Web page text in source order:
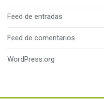
Feed de entradas
Feed de comentarios
WordPress.org